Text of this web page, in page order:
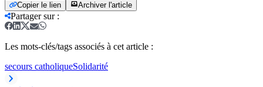
Copier le lien Archiver l'article
Partager sur:
Les mots-clés/tags associés à cet article :
secours catholiqueSolidarité